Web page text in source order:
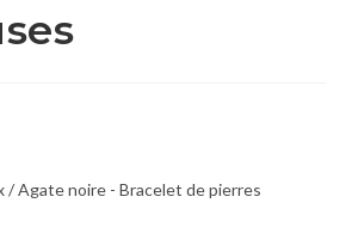
/ Agate noire - Bracelet de pierres